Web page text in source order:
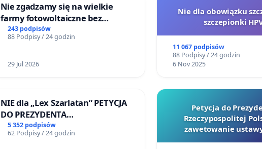
Nie zgadzamy się na wielkie
farmy fotowoltaiczne bez
rzetelnych analiz i akceptacji
mieszkańców
243 podpisów
88 Podpisy / 24 godzin
29 Jul 2026
Nie dla obowiązku
szczepionki
11 067 podpisów
88 Podpisy / 24 godzin
6 Nov 2025
NIE dla „Lex Szarlatan” PETYCJA
DO PREZYDENTA
RZECZYPOSPOLITEJ POLSKIEJ
5 352 podpisów
62 Podpisy / 24 godzin
Petycja do
Rzeczypospolitej
zawetowanie